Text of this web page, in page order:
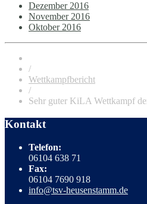
Dezember 2016
November 2016
Oktober 2016
/
Wettkampfbericht
/
Sehr guter KiLA Wettkampf
Kontakt
Telefon:
06104 638 71
Fax:
06104 7690 918
info@tsv-heusenstamm.de